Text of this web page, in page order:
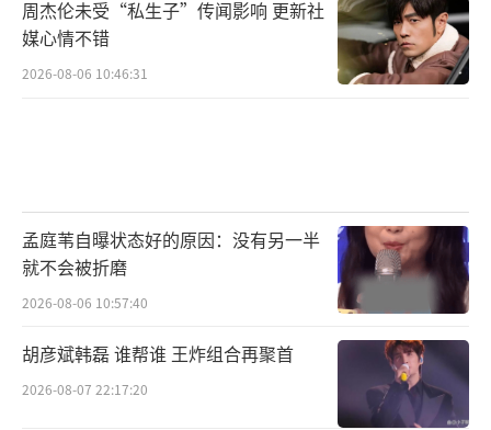
周杰伦未受“私生子”传闻影响 更新社
媒心情不错
2026-08-06 10:46:31
孟庭苇自曝状态好的原因：没有另一半
就不会被折磨
2026-08-06 10:57:40
胡彦斌韩磊 谁帮谁 王炸组合再聚首
2026-08-07 22:17:20